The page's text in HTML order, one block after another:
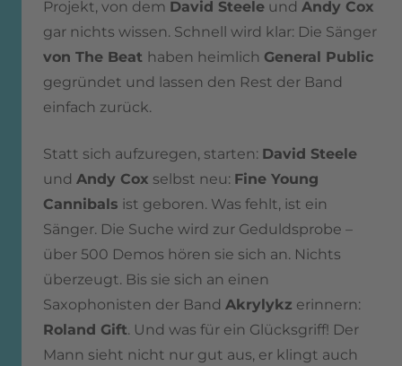
Projekt, von dem David Steele und Andy Cox
gar nichts wissen. Schnell wird klar: Die Sänger
von The Beat haben heimlich General Public
gegründet und lassen den Rest der Band
einfach zurück.
Statt sich aufzuregen, starten: David Steele
und Andy Cox selbst neu: Fine Young
Cannibals ist geboren. Was fehlt, ist ein
Sänger. Die Suche wird zur Geduldsprobe –
über 500 Demos hören sie sich an. Nichts
überzeugt. Bis sie sich an einen
Saxophonisten der Band Akrylykz erinnern:
Roland Gift. Und was für ein Glücksgriff! Der
Mann sieht nicht nur gut aus, er klingt auch